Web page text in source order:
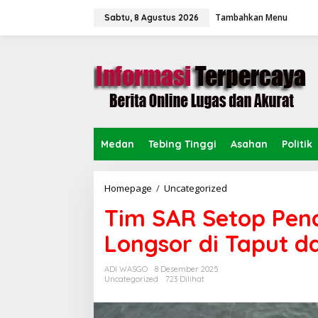
Sabtu, 8 Agustus 2026 Tambahkan Menu
Medan Tebing Tinggi Asahan Politik
Homepage / Uncategorized
m
S
A
R
o
Tim SAR Setop
Longsor di Taput
ADI WASGO
8 Desember 2025
Uncategorized
723 Dilihat